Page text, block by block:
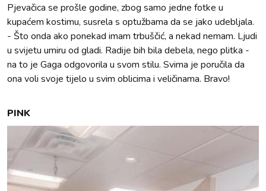
Pjevačica se prošle godine, zbog samo jedne fotke u
kupaćem kostimu, susrela s optužbama da se jako udebljala.
- Što onda ako ponekad imam trbuščić, a nekad nemam. Ljudi
u svijetu umiru od gladi. Radije bih bila debela, nego plitka -
na to je Gaga odgovorila u svom stilu. Svima je poručila da
ona voli svoje tijelo u svim oblicima i veličinama. Bravo!
PINK